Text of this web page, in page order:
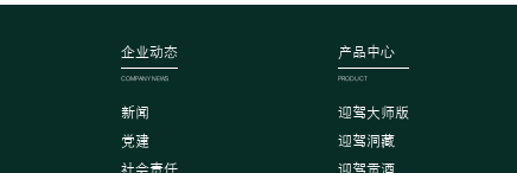
企业动态
COMPANY NEWS
新闻
党建
社会责任
产品中心
PRODUCT
迎驾大师版
迎驾洞藏
迎驾贡酒